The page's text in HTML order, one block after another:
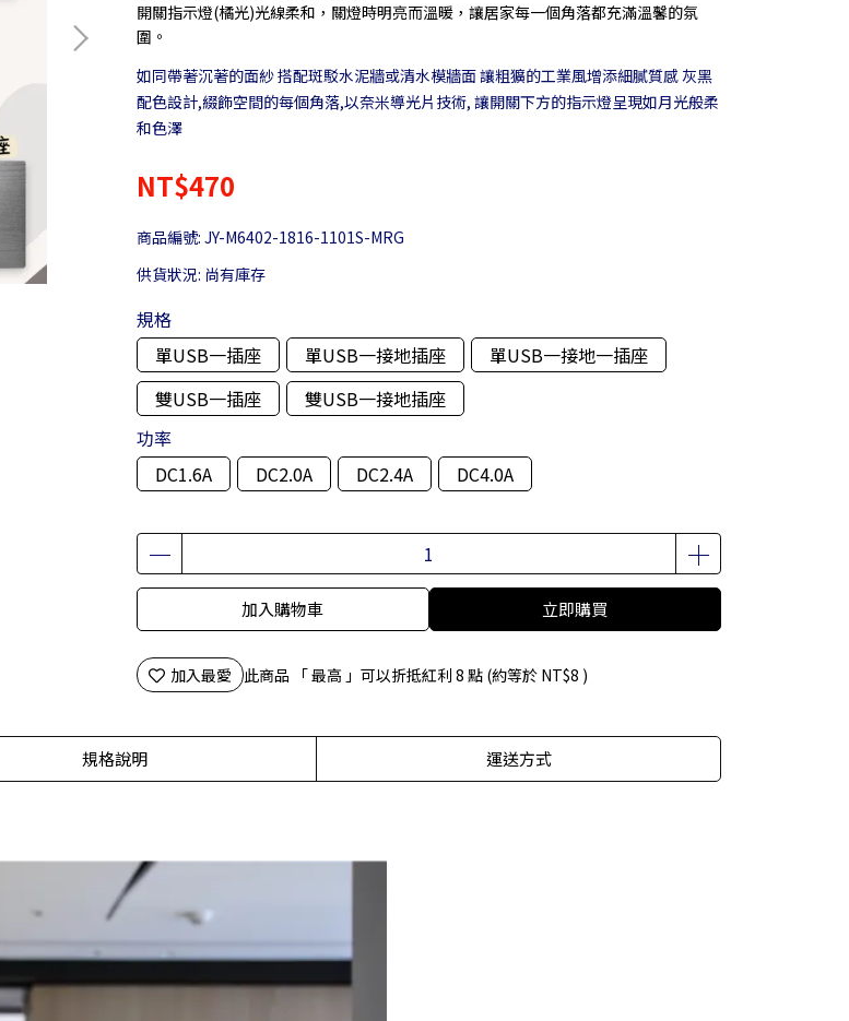
開關指示燈(橘光)光線柔和，關燈時明亮而溫暖，讓居家每一個角落都充滿溫馨的氛
圍。
如同帶著沉著的面紗 搭配斑駁水泥牆或清水模牆面 讓粗獷的工業風增添細膩質感 灰黑
配色設計,綴飾空間的每個角落,以奈米導光片技術, 讓開關下方的指示燈呈現如月光般柔
和色澤
NT$470
商品編號: JY-M6402-1816-1101S-MRG
供貨狀況: 尚有庫存
規格
單USB一插座
單USB一接地插座
單USB一接地一插座
雙USB一插座
雙USB一接地插座
功率
DC1.6A
DC2.0A DC2.4A DC4.0A
加入購物車 立即購買
加入最愛 此商品 「 最高 」可以折抵紅利 8 點 (約等於 NT$8 )
規格說明 運送方式